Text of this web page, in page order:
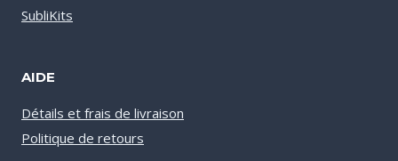
SubliKits
AIDE
Détails et frais de livraison
Politique de retours